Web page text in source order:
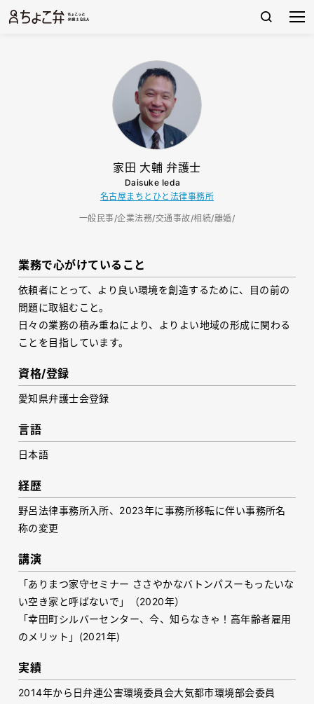
家田 大輔 弁護士
Daisuke Ieda
名古屋まちとひと法律事務所
一般民事/企業法務/交通事故/相続/離婚/
業務で心がけていること
依頼者にとって、より良い環境を創造するために、目の前の
問題に取組むこと。
日々の業務の積み重ねにより、よりよい地域の形成に関わる
ことを目指しています。
資格/登録
愛知県弁護士会登録
言語
日本語
経歴
野呂法律事務所入所、2023年に事務所移転に伴い事務所名
称の変更
講演
「ありまつ家守セミナー ささやかなバトンパスーもったいな
い空き家と呼ばないで」（2020年）
「幸田町シルバーセンター、今、知らなきゃ！高年齢者雇用
のメリット」(2021年)
実績
2014年から日弁連公害環境委員会大気都市環境部会委員